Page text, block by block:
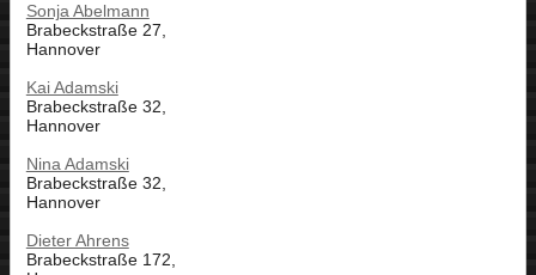
Sonja Abelmann
Brabeckstraße 27,
Hannover
Kai Adamski
Brabeckstraße 32,
Hannover
Nina Adamski
Brabeckstraße 32,
Hannover
Dieter Ahrens
Brabeckstraße 172,